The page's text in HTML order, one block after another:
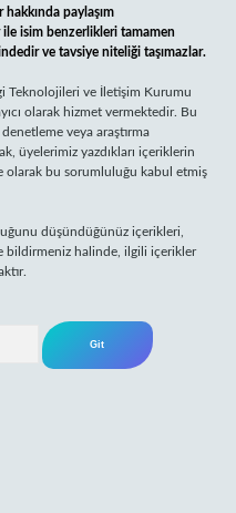
paylaşım
ile isim benzerlikleri tamamen
ve tavsiye niteliği taşımazlar.
Teknolojileri ve İletişim Kurumu
olarak hizmet vermektedir. Bu
veya araştırma
üyelerimiz yazdıkları içeriklerin
olarak bu sorumluluğu kabul etmiş
düşündüğünüz içerikleri,
bildirmeniz halinde, ilgili içerikler